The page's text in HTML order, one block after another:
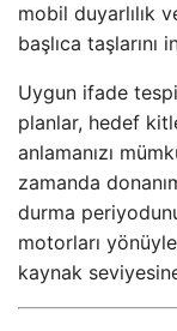
mobil duyarlılık
başlıca taşlarını
Uygun ifade
planlar, hedef
anlamanızı
zamanda
durma
motorları
kaynak